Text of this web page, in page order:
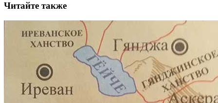
Читайте также